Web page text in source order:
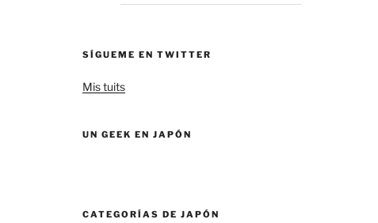
SÍGUEME EN TWITTER
Mis tuits
UN GEEK EN JAPÓN
CATEGORÍAS DE JAPÓN